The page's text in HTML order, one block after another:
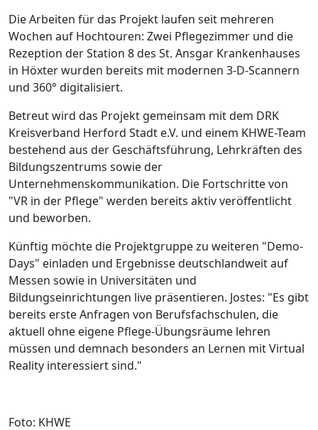
Die Arbeiten für das Projekt laufen seit mehreren
Wochen auf Hochtouren: Zwei Pflegezimmer und die
Rezeption der Station 8 des St. Ansgar Krankenhauses
in Höxter wurden bereits mit modernen 3-D-Scannern
und 360° digitalisiert.
Betreut wird das Projekt gemeinsam mit dem DRK
Kreisverband Herford Stadt e.V. und einem KHWE-Team
bestehend aus der Geschäftsführung, Lehrkräften des
Bildungszentrums sowie der
Unternehmenskommunikation. Die Fortschritte von
"VR in der Pflege" werden bereits aktiv veröffentlicht
und beworben.
Künftig möchte die Projektgruppe zu weiteren "Demo-
Days" einladen und Ergebnisse deutschlandweit auf
Messen sowie in Universitäten und
Bildungseinrichtungen live präsentieren. Jostes: "Es gibt
bereits erste Anfragen von Berufsfachschulen, die
aktuell ohne eigene Pflege-Übungsräume lehren
müssen und demnach besonders an Lernen mit Virtual
Reality interessiert sind."
Foto: KHWE